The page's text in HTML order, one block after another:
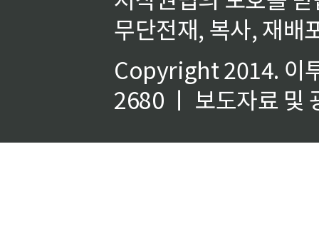
무단전재, 복사, 재배
Copyright 2014. 이
2680 ㅣ 보도자료